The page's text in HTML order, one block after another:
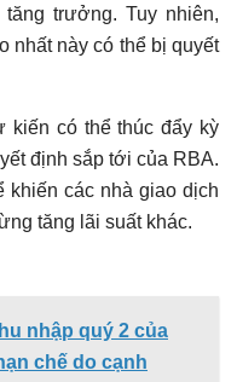
trưởng. Tuy nhiên,
nhất này có thể bị quyết
kiến ​​có thể thúc đẩy kỳ
định sắp tới của RBA.
khiến các nhà giao dịch
tăng lãi suất khác.
nhập quý 2 của
chế do cạnh